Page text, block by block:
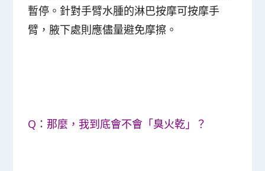
暫停。針對手臂水腫的淋巴按摩可按摩手
臂，腋下處則應儘量避免摩擦。
Q：那麼，我到底會不會「臭火乾」？